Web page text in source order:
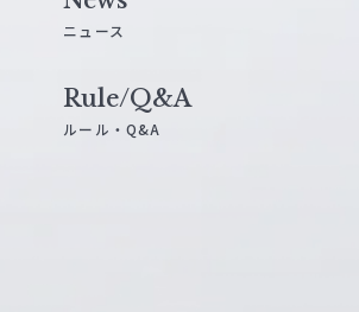
ニュース
Rule/Q&A
ルール・Q&A